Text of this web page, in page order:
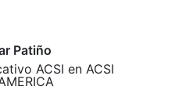
Patiño
ACSI en ACSI